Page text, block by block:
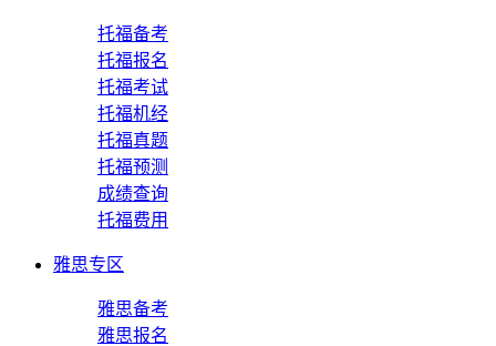
托福备考
托福报名
托福考试
托福机经
托福真题
托福预测
成绩查询
托福费用
雅思专区
雅思备考
雅思报名